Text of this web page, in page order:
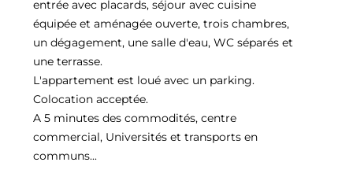
entrée avec placards, séjour avec cuisine
équipée et aménagée ouverte, trois chambres,
un dégagement, une salle d'eau, WC séparés et
une terrasse.
L'appartement est loué avec un parking.
Colocation acceptée.
A 5 minutes des commodités, centre
commercial, Universités et transports en
communs...